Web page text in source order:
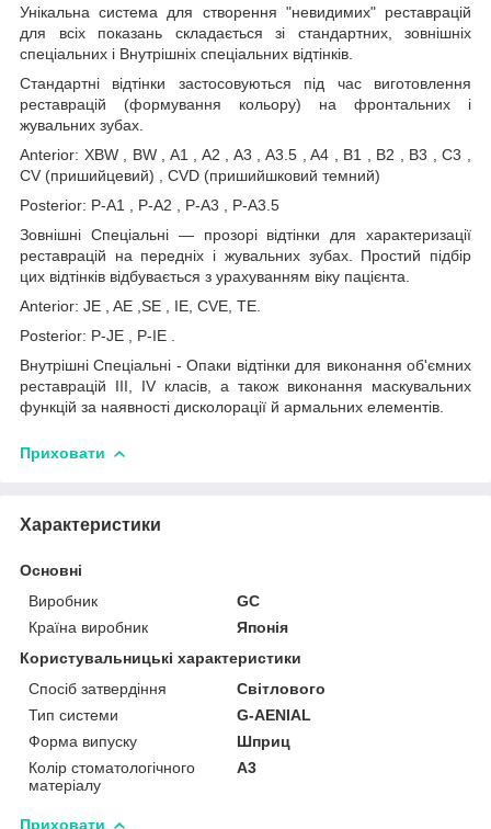
Унікальна система для створення "невидимих" реставрацій
для всіх показань складається зі стандартних, зовнішніх
спеціальних і Внутрішніх спеціальних відтінків.
Стандартні відтінки застосовуються під час виготовлення
реставрацій (формування кольору) на фронтальних і
жувальних зубах.
Anterior: XBW , BW , A1 , A2 , A3 , A3.5 , A4 , B1 , B2 , B3 , C3 ,
CV (пришийцевий) , CVD (пришийшковий темний)
Posterior: P-A1 , P-A2 , P-A3 , P-A3.5
Зовнішні Спеціальні — прозорі відтінки для характеризації
реставрацій на передніх і жувальних зубах. Простий підбір
цих відтінків відбувається з урахуванням віку пацієнта.
Anterior: JE , AE ,SE , IE, CVE, TE.
Posterior: P-JE , P-IE .
Внутрішні Спеціальні - Опаки відтінки для виконання об'ємних
реставрацій III, IV класів, а також виконання маскувальних
функцій за наявності дисколорації й армальних елементів.
Приховати
Характеристики
Основні
Виробник
GС
Країна виробник
Японія
Користувальницькі характеристики
Спосіб затвердіння
Світлового
Тип системи
G-AENIAL
Форма випуску
Шприц
Колір стоматологічного
матеріалу
A3
Приховати